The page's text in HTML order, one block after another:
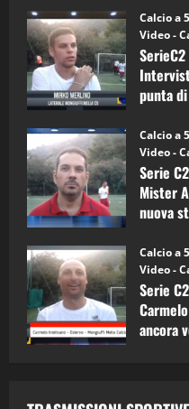
6)
–
a
Calcio a
Video -
punta
Calcio a
Video -
Serie
Mister
nuova
Calcio a
Video -
Serie
ancora
4 15/
5 08/
1 08/